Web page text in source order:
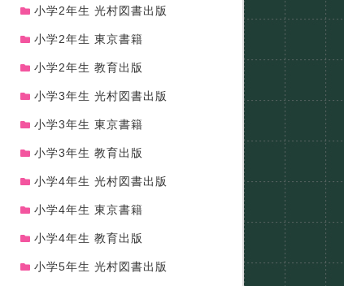
小学2年生 光村図書出版
小学2年生 東京書籍
小学2年生 教育出版
小学3年生 光村図書出版
小学3年生 東京書籍
小学3年生 教育出版
小学4年生 光村図書出版
小学4年生 東京書籍
小学4年生 教育出版
小学5年生 光村図書出版